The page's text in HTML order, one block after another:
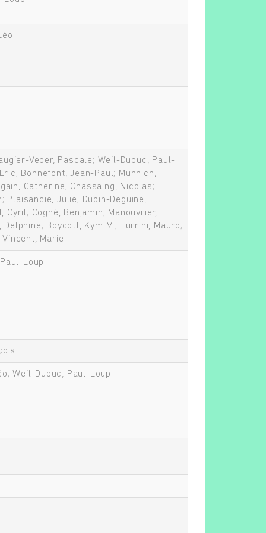
Veber, Pascale; Weil-Dubuc, Paul-
Bonnefont, Jean-Paul; Munnich,
Catherine; Chassaing, Nicolas;
Plaisancie, Julie; Dupin-Deguine,
Cyril; Cogné, Benjamin; Manouvrier,
Boycott, Kym M.; Turrini, Mauro;
Vincent, Marie
Loup
Weil-Dubuc, Paul-Loup